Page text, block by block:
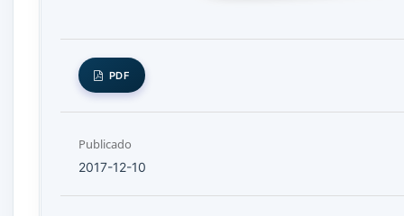
PDF
Publicado
2017-12-10